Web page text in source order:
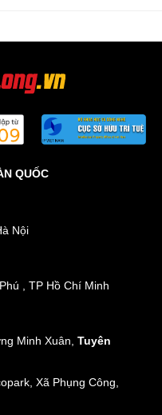
QUỐC
Nội
, TP Hồ Chí Minh
Minh Xuân, Tuyên
Xã Phụng Công,